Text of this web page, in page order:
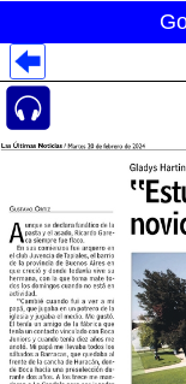
Despliegues
Despliegues
Despliegues